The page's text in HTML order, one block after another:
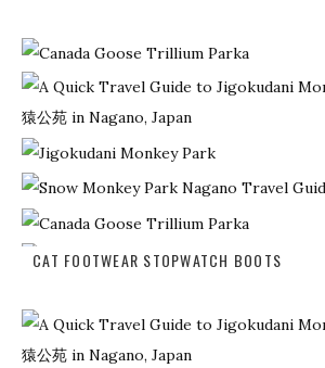
CAT FOOTWEAR STOPWATCH BOOTS